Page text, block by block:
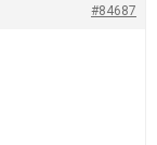
#84687